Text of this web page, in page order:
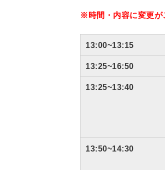
※時間・内容に変更が
13:00~13:15
13:25~16:50
13:25~13:40
13:50~14:30